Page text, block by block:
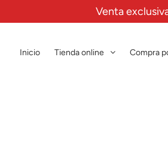
Venta
Inicio Tienda online Compra